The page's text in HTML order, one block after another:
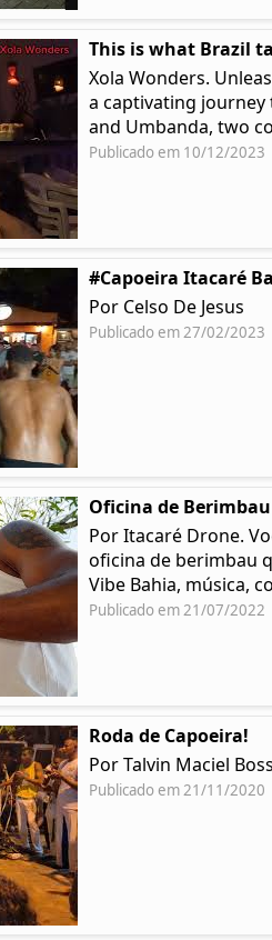
This is what Brazil
Xola Wonders.
a captivating
and Umbanda, two
Publicado em 10/12/2023
#Capoeira Itacaré
Por Celso De Jesus
Publicado em 27/02/2023
Oficina de
Por Itacaré Drone.
oficina de berimbau
Vibe Bahia, música,
Publicado em 21/07/2022
Roda de Capoeira!
Por Talvin Maciel
Publicado em 21/11/2020